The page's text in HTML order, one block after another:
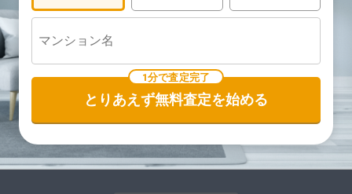
1分で査定完了
とりあえず無料査定を始める